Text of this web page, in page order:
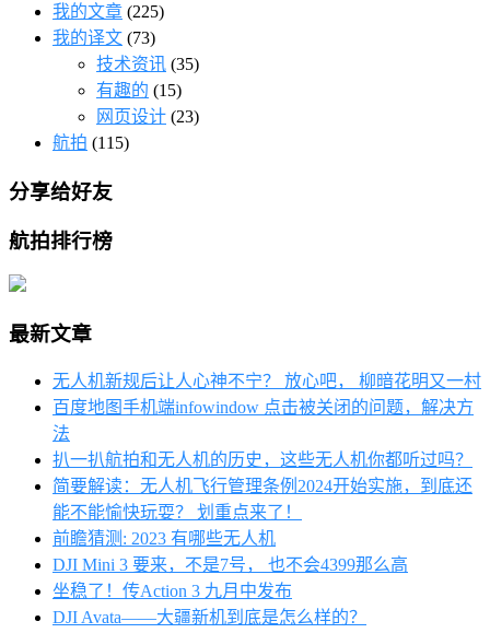
我的文章 (225)
我的译文 (73)
技术资讯 (35)
有趣的 (15)
网页设计 (23)
航拍 (115)
分享给好友
航拍排行榜
最新文章
无人机新规后让人心神不宁？ 放心吧， 柳暗花明又一村
百度地图手机端infowindow 点击被关闭的问题，解决方
法
扒一扒航拍和无人机的历史，这些无人机你都听过吗？
简要解读：无人机飞行管理条例2024开始实施，到底还
能不能愉快玩耍？ 划重点来了！
前瞻猜测: 2023 有哪些无人机
DJI Mini 3 要来，不是7号， 也不会4399那么高
坐稳了！传Action 3 九月中发布
DJI Avata——大疆新机到底是怎么样的？